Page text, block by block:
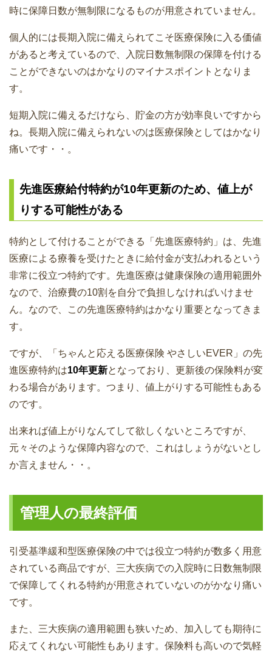
時に保障日数が無制限になるものが用意されていません。
個人的には長期入院に備えられてこそ医療保険に入る価値
があると考えているので、入院日数無制限の保障を付ける
ことができないのはかなりのマイナスポイントとなりま
す。
短期入院に備えるだけなら、貯金の方が効率良いですから
ね。長期入院に備えられないのは医療保険としてはかなり
痛いです・・。
先進医療給付特約が10年更新のため、値上が
りする可能性がある
特約として付けることができる「先進医療特約」は、先進
医療による療養を受けたときに給付金が支払われるという
非常に役立つ特約です。先進医療は健康保険の適用範囲外
なので、治療費の10割を自分で負担しなければいけませ
ん。なので、この先進医療特約はかなり重要となってきま
す。
ですが、「ちゃんと応える医療保険 やさしいEVER」の先
進医療特約は10年更新となっており、更新後の保険料が変
わる場合があります。つまり、値上がりする可能性もある
のです。
出来れば値上がりなんてして欲しくないところですが、
元々そのような保障内容なので、これはしょうがないとし
か言えません・・。
管理人の最終評価
引受基準緩和型医療保険の中では役立つ特約が数多く用意
されている商品ですが、三大疾病での入院時に日数無制限
で保障してくれる特約が用意されていないのがかなり痛い
です。
また、三大疾病の適用範囲も狭いため、加入しても期待に
応えてくれない可能性もあります。保険料も高いので気軽